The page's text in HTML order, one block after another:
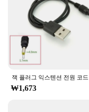
₩1,673